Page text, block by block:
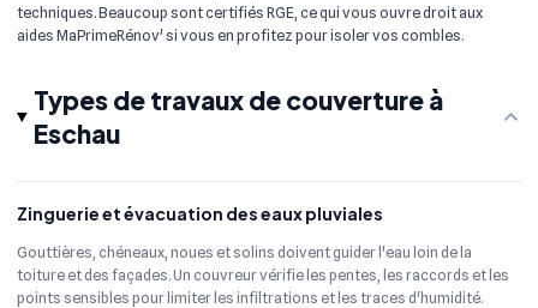
techniques. Beaucoup sont certifiés RGE, ce qui vous ouvre droit aux
aides MaPrimeRénov' si vous en profitez pour isoler vos combles.
Types de travaux de couverture à
Eschau
Zinguerie et évacuation des eaux pluviales
Gouttières, chéneaux, noues et solins doivent guider l'eau loin de la
toiture et des façades. Un couvreur vérifie les pentes, les raccords et les
points sensibles pour limiter les infiltrations et les traces d'humidité.